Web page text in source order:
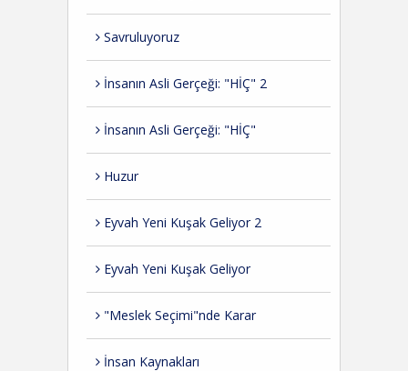
Savruluyoruz
İnsanın Asli Gerçeği: "HİÇ" 2
İnsanın Asli Gerçeği: "HİÇ"
Huzur
Eyvah Yeni Kuşak Geliyor 2
Eyvah Yeni Kuşak Geliyor
"Meslek Seçimi"nde Karar
İnsan Kaynakları